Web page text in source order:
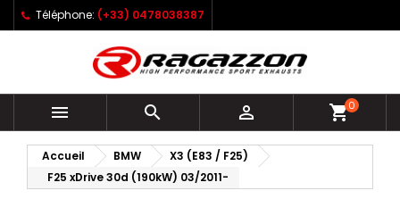
Téléphone: (+33) 0478038387
   shopping_cart0
Accueil BMW
X3 (E83 / F25)
F25 xDrive 30d (190kW) 03/2011-